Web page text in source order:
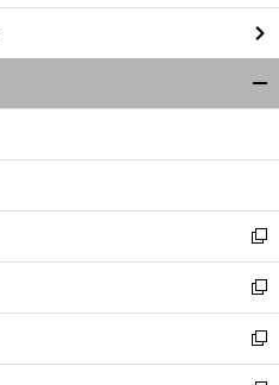
し
い
ウ
ィ
ン
ウ
開
く
新
し
い
ウ
ィ
ン
新
し
い
ウ
新
し